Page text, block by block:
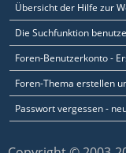
Übersicht der Hilfe zur
Die Suchfunktion
Foren-Benutzerkonto -
Foren-Thema erstellen
Passwort vergessen -